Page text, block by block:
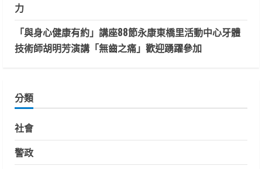
力
「與身心健康有約」講座88節永康東橋里活動中心牙體
技術師胡明芳演講「無齒之痛」歡迎踴躍參加
分類
社會
警政